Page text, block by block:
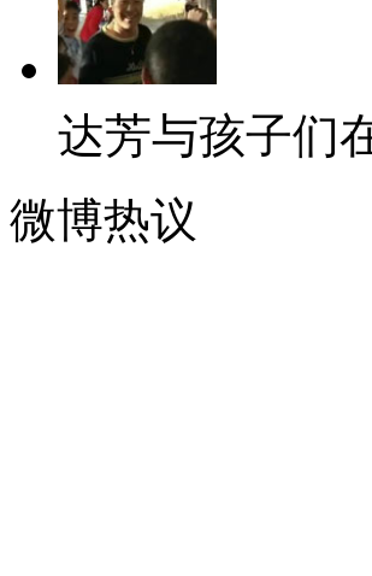
达芳与孩子们
微博热议